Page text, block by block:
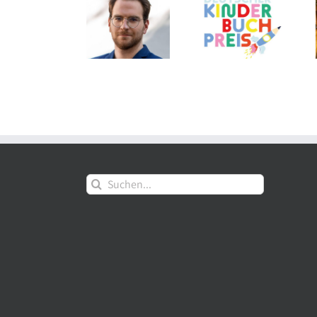
Shortlist des
Deutschen
Kinderbuchpreises
2026
Thalia eröffnet
am Grazer
Hauptplatz auf
Suche
nach: